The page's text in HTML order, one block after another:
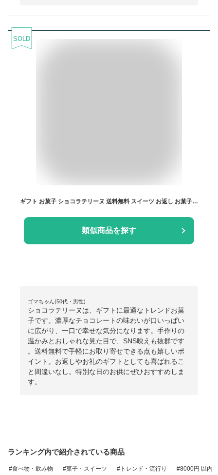
SOLD
ギフト お菓子 ショコラテリーヌ 送料無料 スイーツ お返し お菓子 お礼 チョコ ギフト 2024 おしゃれ かわいい スイーツ 焼き菓子 お取り寄せ お取り寄せスイーツ テリーヌ ショコラ テリーヌショコラ 濃厚 トレンド 手作り
類似商品を探す
ゴマちゃん(50代・男性)
ショコラテリーヌは、ギフトに最適なトレンドお菓
子です。濃厚なチョコレートの味わいが口いっぱい
に広がり、一口で幸せな気分になります。手作りの
温かみとおしゃれな見た目で、SNS映えも抜群です
。送料無料で手軽にお取り寄せできる点も嬉しいポ
イント。お返しやお礼のギフトとしても喜ばれるこ
と間違いなし。特別な日のお供にぜひおすすめしま
す。
ランキング内で紹介されている商品
食べ物・飲み物 菓子・スイーツ トレンド・流行り 8000円 以内